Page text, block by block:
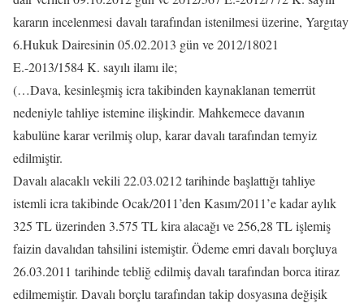
kararın incelenmesi davalı tarafından istenilmesi üzerine, Yargıtay
6.Hukuk Dairesinin 05.02.2013 gün ve 2012/18021
E.-2013/1584 K. sayılı ilamı ile;
(…Dava, kesinleşmiş icra takibinden kaynaklanan temerrüt
nedeniyle tahliye istemine ilişkindir. Mahkemece davanın
kabulüne karar verilmiş olup, karar davalı tarafından temyiz
edilmiştir.
Davalı alacaklı vekili 22.03.0212 tarihinde başlattığı tahliye
istemli icra takibinde Ocak/2011’den Kasım/2011’e kadar aylık
325 TL üzerinden 3.575 TL kira alacağı ve 256,28 TL işlemiş
faizin davalıdan tahsilini istemiştir. Ödeme emri davalı borçluya
26.03.2011 tarihinde tebliğ edilmiş davalı tarafından borca itiraz
edilmemiştir. Davalı borçlu tarafından takip dosyasına değişik